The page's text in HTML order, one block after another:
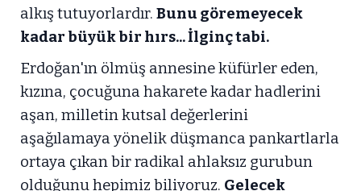
alkış tutuyorlardır. Bunu göremeyecek
kadar büyük bir hırs... İlginç tabi.
Erdoğan'ın ölmüş annesine küfürler eden,
kızına, çocuğuna hakarete kadar hadlerini
aşan, milletin kutsal değerlerini
aşağılamaya yönelik düşmanca pankartlarla
ortaya çıkan bir radikal ahlaksız gurubun
olduğunu hepimiz biliyoruz. Gelecek